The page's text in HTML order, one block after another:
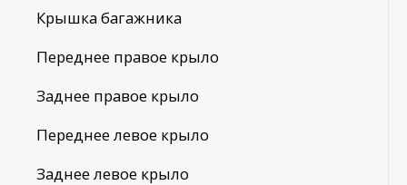
Крышка багажника
Переднее правое крыло
Заднее правое крыло
Переднее левое крыло
Заднее левое крыло